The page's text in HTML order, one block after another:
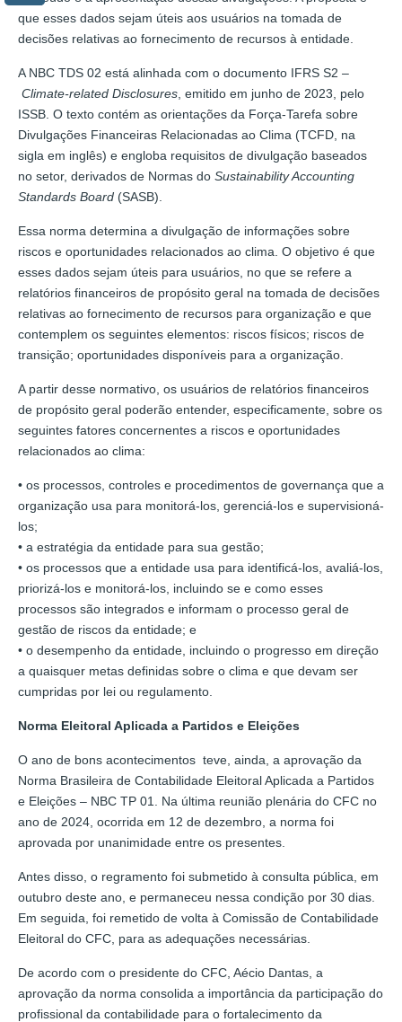
que esses dados sejam úteis aos usuários na tomada de
decisões relativas ao fornecimento de recursos à entidade.
A NBC TDS 02 está alinhada com o documento IFRS S2 –
Climate-related Disclosures , emitido em junho de 2023, pelo
ISSB. O texto contém as orientações da Força-Tarefa sobre
Divulgações Financeiras Relacionadas ao Clima (TCFD, na
sigla em inglês) e engloba requisitos de divulgação baseados
no setor, derivados de Normas do Sustainability Accounting
Standards Board (SASB).
Essa norma determina a divulgação de informações sobre
riscos e oportunidades relacionados ao clima. O objetivo é que
esses dados sejam úteis para usuários, no que se refere a
relatórios financeiros de propósito geral na tomada de decisões
relativas ao fornecimento de recursos para organização e que
contemplem os seguintes elementos: riscos físicos; riscos de
transição; oportunidades disponíveis para a organização.
A partir desse normativo, os usuários de relatórios financeiros
de propósito geral poderão entender, especificamente, sobre os
seguintes fatores concernentes a riscos e oportunidades
relacionados ao clima:
• os processos, controles e procedimentos de governança que a
organização usa para monitorá-los, gerenciá-los e supervisioná-
los;
• a estratégia da entidade para sua gestão;
• os processos que a entidade usa para identificá-los, avaliá-los,
priorizá-los e monitorá-los, incluindo se e como esses
processos são integrados e informam o processo geral de
gestão de riscos da entidade; e
• o desempenho da entidade, incluindo o progresso em direção
a quaisquer metas definidas sobre o clima e que devam ser
cumpridas por lei ou regulamento.
Norma Eleitoral Aplicada a Partidos e Eleições
O ano de bons acontecimentos teve, ainda, a aprovação da
Norma Brasileira de Contabilidade Eleitoral Aplicada a Partidos
e Eleições – NBC TP 01. Na última reunião plenária do CFC no
ano de 2024, ocorrida em 12 de dezembro, a norma foi
aprovada por unanimidade entre os presentes.
Antes disso, o regramento foi submetido à consulta pública, em
outubro deste ano, e permaneceu nessa condição por 30 dias.
Em seguida, foi remetido de volta à Comissão de Contabilidade
Eleitoral do CFC, para as adequações necessárias.
De acordo com o presidente do CFC, Aécio Dantas, a
aprovação da norma consolida a importância da participação do
profissional da contabilidade para o fortalecimento da